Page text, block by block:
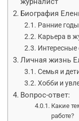
Биография
Ранние
Карьера в
Личная жизнь
Семья и
Хобби и
Вопрос-ответ:
Какие
работе?